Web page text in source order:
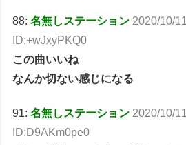
88:名無しステーション 2020/10/
ID:+wJxyPKQ0
この曲いいね
なんか切ない感じになる
91:名無しステーション 2020/10/
ID:D9AKm0pe0